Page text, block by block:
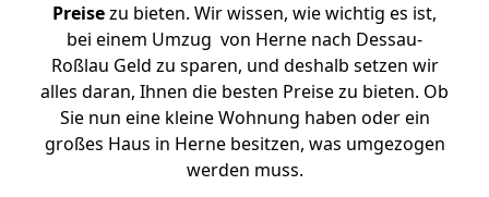
Preisezu bieten. Wir wissen, wie wichtig es ist,
bei einem Umzug von Herne nach Dessau-
Roßlau Geld zu sparen, und deshalb setzen wir
alles daran, Ihnen die besten Preise zu bieten. Ob
Sie nun eine kleine Wohnung haben oder ein
großes Haus in Herne besitzen, was umgezogen
werden muss.